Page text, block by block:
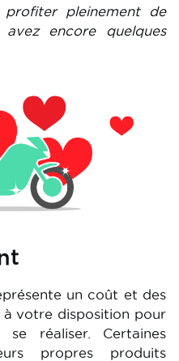
pleinement de
encore quelques
un coût et des
à votre disposition pour
réaliser. Certaines
propres produits